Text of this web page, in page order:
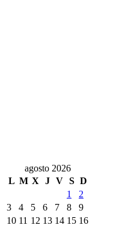
agosto 2026
L M X J V S D
1
2
3
4 5 6 7 8
9
10 11 12 13 14 15 16